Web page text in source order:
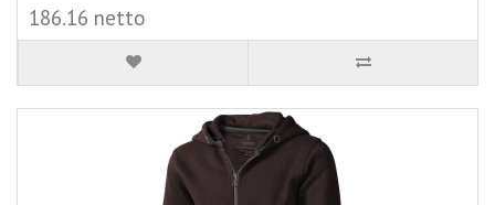
186.16 netto